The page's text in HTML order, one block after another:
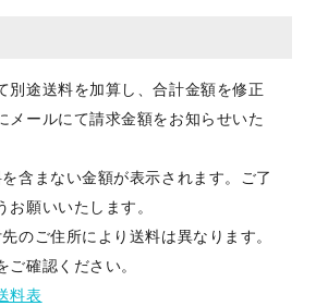
別途送料を加算し、合計金額を修正
メールにて請求金額をお知らせいた
含まない金額が表示されます。ご了
お願いいたします。
のご住所により送料は異なります。
ご確認ください。
料表